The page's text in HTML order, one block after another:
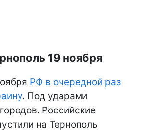
19 ноября
РФ в очередной раз
. Под ударами
Российские
на Тернополь